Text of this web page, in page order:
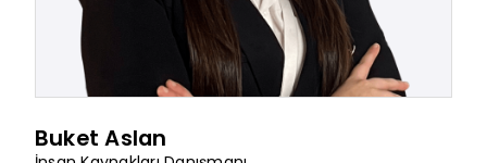
Buket Aslan